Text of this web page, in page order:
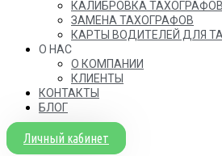
КАЛИБРОВКА ТАХОГРАФОВ
ЗАМЕНА ТАХОГРАФОВ
КАРТЫ ВОДИТЕЛЕЙ ДЛЯ
О НАС
О КОМПАНИИ
КЛИЕНТЫ
КОНТАКТЫ
БЛОГ
Личный кабинет